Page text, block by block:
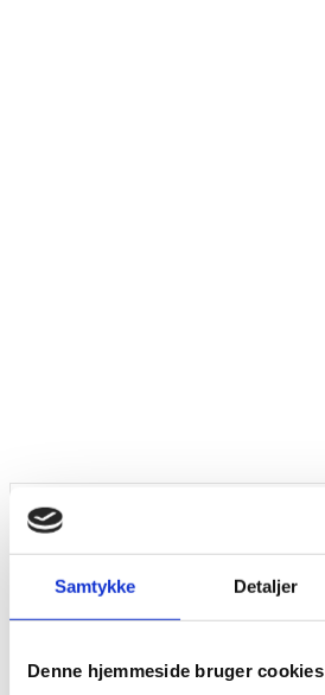
Samtykke Detaljer
Denne hjemmeside bruger cookies